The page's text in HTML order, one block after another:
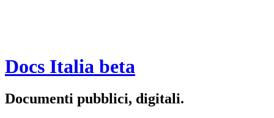
Docs Italia beta
Documenti pubblici, digitali.